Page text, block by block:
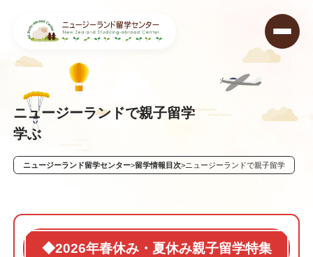
ニュージーランドで親子留学
学ぶ
ニュージーランド留学センター>留学情報目次>ニュージーランドで親子留学
◆2026年春休み・夏休み親子留学特集